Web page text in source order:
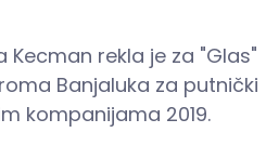
Kecman rekla je za "Glas"
Banjaluka za putnički
kompanijama 2019.